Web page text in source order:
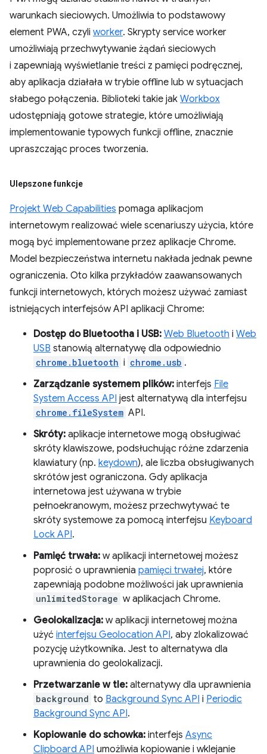
warunkach sieciowych. Umożliwia to podstawowy
element PWA, czyli worker. Skrypty service worker
umożliwiają przechwytywanie żądań sieciowych
i zapewniają wyświetlanie treści z pamięci podręcznej,
aby aplikacja działała w trybie offline lub w sytuacjach
słabego połączenia. Biblioteki takie jak Workbox
udostępniają gotowe strategie, które umożliwiają
implementowanie typowych funkcji offline, znacznie
upraszczając proces tworzenia.
Ulepszone funkcje
Projekt Web Capabilities pomaga aplikacjom
internetowym realizować wiele scenariuszy użycia, które
mogą być implementowane przez aplikacje Chrome.
Model bezpieczeństwa internetu nakłada jednak pewne
ograniczenia. Oto kilka przykładów zaawansowanych
funkcji internetowych, których możesz używać zamiast
istniejących interfejsów API aplikacji Chrome:
Dostęp do Bluetootha i USB: Web Bluetooth i Web
USB stanowią alternatywę dla odpowiednio
chrome.bluetooth i chrome.usb .
Zarządzanie systemem plików: interfejs File
System Access API jest alternatywą dla interfejsu
chrome.fileSystem API.
Skróty: aplikacje internetowe mogą obsługiwać
skróty klawiszowe, podsłuchując różne zdarzenia
klawiatury (np. keydown), ale liczba obsługiwanych
skrótów jest ograniczona. Gdy aplikacja
internetowa jest używana w trybie
pełnoekranowym, możesz przechwytywać te
skróty systemowe za pomocą interfejsu Keyboard
Lock API.
Pamięć trwała: w aplikacji internetowej możesz
poprosić o uprawnienia pamięci trwałej, które
zapewniają podobne możliwości jak uprawnienia
unlimitedStorage w aplikacjach Chrome.
Geolokalizacja: w aplikacji internetowej można
użyć interfejsu Geolocation API, aby zlokalizować
pozycję użytkownika. Jest to alternatywa dla
uprawnienia do geolokalizacji.
Przetwarzanie w tle: alternatywy dla uprawnienia
background to Background Sync API i Periodic
Background Sync API.
Kopiowanie do schowka: interfejs Async
Clipboard API umożliwia kopiowanie i wklejanie